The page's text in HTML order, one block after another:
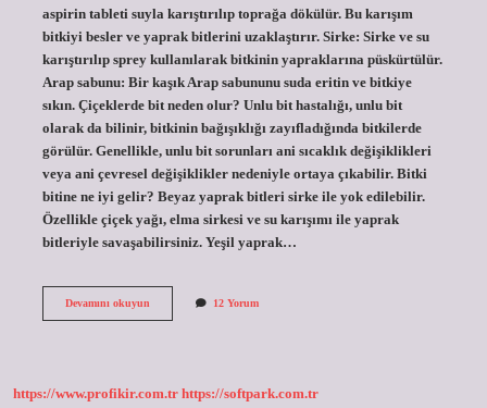
aspirin tableti suyla karıştırılıp toprağa dökülür. Bu karışım
bitkiyi besler ve yaprak bitlerini uzaklaştırır. Sirke: Sirke ve su
karıştırılıp sprey kullanılarak bitkinin yapraklarına püskürtülür.
Arap sabunu: Bir kaşık Arap sabununu suda eritin ve bitkiye
sıkın. Çiçeklerde bit neden olur? Unlu bit hastalığı, unlu bit
olarak da bilinir, bitkinin bağışıklığı zayıfladığında bitkilerde
görülür. Genellikle, unlu bit sorunları ani sıcaklık değişiklikleri
veya ani çevresel değişiklikler nedeniyle ortaya çıkabilir. Bitki
bitine ne iyi gelir? Beyaz yaprak bitleri sirke ile yok edilebilir.
Özellikle çiçek yağı, elma sirkesi ve su karışımı ile yaprak
bitleriyle savaşabilirsiniz. Yeşil yaprak…
Devamını okuyunÇiçekler
12 Yorum
https://www.profikir.com.tr https://softpark.com.tr